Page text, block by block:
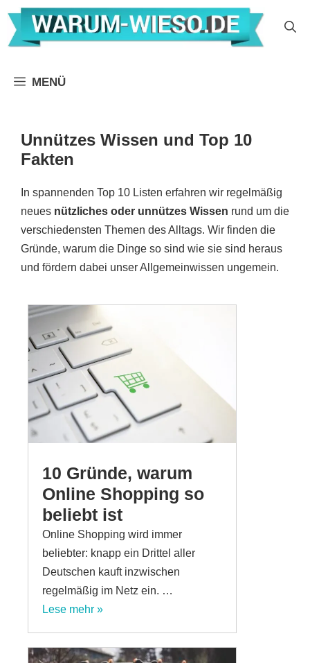
Zum
Inhalt
springen
MENÜ
Unnützes Wissen und Top 10
Fakten
In spannenden Top 10 Listen erfahren wir regelmäßig
neues nützliches oder unnützes Wissen rund um die
verschiedensten Themen des Alltags. Wir finden die
Gründe, warum die Dinge so sind wie sie sind heraus
und fördern dabei unser Allgemeinwissen ungemein.
10 Gründe, warum
Online Shopping so
beliebt ist
Online Shopping wird immer
beliebter: knapp ein Drittel aller
Deutschen kauft inzwischen
regelmäßig im Netz ein. …
Lese mehr »